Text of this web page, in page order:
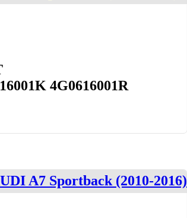
4G0616001R
A7 Sportback (2010-2016)